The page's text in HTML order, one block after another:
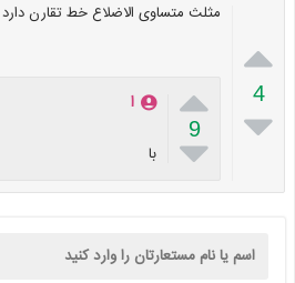

4

مثلث متساوی الاضلاع خط تقارن

9

ا
با